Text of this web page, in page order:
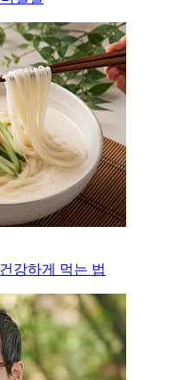
강하게 먹는 법